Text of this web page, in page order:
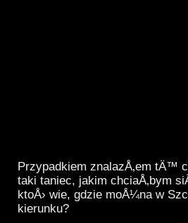
Przypadkiem znalazÅ‚em tÄ™
taki taniec, jakim chciaÅ‚bym
ktoÅ› wie, gdzie moÅ¼na w
kierunku?